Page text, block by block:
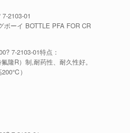
2103-01
ボーイ BOTTLE PFA FOR CR
7-2103-01特点：
隆R）制,耐药性、耐久性好。
）